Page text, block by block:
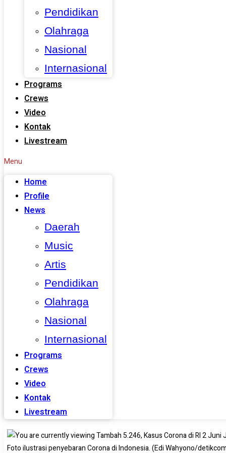
Pendidikan
Olahraga
Nasional
Internasional
Programs
Crews
Video
Kontak
Livestream
Menu
Home
Profile
News
Daerah
Music
Artis
Pendidikan
Olahraga
Nasional
Internasional
Programs
Crews
Video
Kontak
Livestream
Foto ilustrasi penyebaran Corona di Indonesia. (Edi Wahyono/